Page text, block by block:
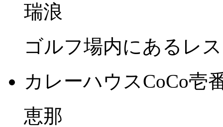
瑞浪
ゴルフ場内にあるレ
カレーハウスCoCo壱
恵那